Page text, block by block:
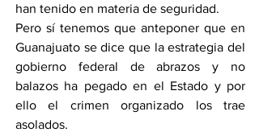
han tenido en materia de seguridad.
Pero sí tenemos que anteponer que en
Guanajuato se dice que la estrategia del
gobierno federal de abrazos y no
balazos ha pegado en el Estado y por
ello el crimen organizado los trae
asolados.